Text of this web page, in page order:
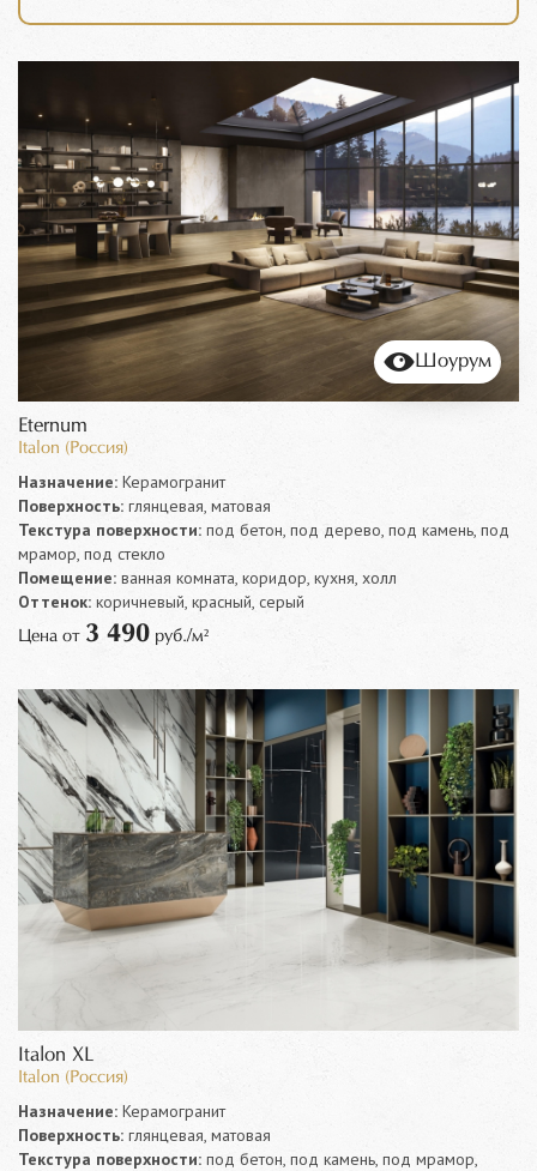
Шоурум
Eternum
Italon (Россия)
Назначение: Керамогранит
Поверхность: глянцевая, матовая
Текстура поверхности: под бетон, под дерево, под камень, под
мрамор, под стекло
Помещение: ванная комната, коридор, кухня, холл
Оттенок: коричневый, красный, серый
Цена от 3 490 руб./м²
Italon XL
Italon (Россия)
Назначение: Керамогранит
Поверхность: глянцевая, матовая
Текстура поверхности: под бетон, под камень, под мрамор,